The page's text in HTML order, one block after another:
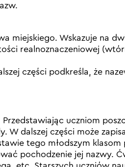
miejskiego. Wskazuje na
realnoznaczeniowej
części podkreśla, że
uczniom
W dalszej części może
tego młodszym klasom
pochodzenie jej nazwy.